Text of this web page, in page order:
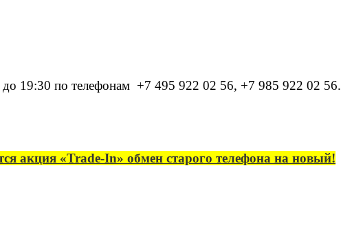
19:30 по телефонам +7 495 922 02 56, +7 985 922 02 56.
акция «Trade-In» обмен старого телефона на новый!